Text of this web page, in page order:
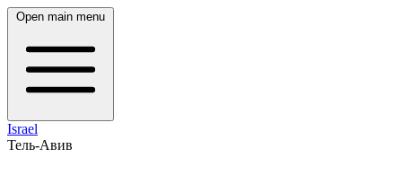
Open main menu
Israel
Тель-Авив